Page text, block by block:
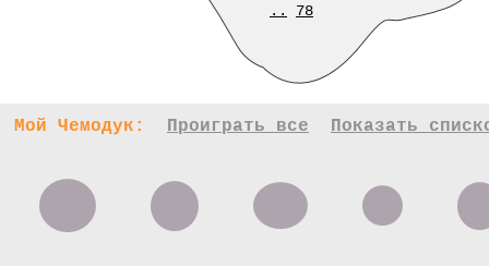
..
78
Мой Чемодук: Проиграть все Показать